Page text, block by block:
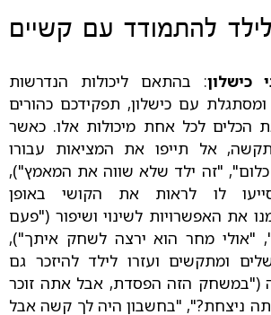
לילד להתמודד עם קשיים
כישלון: בהתאם ליכולות הנדרשות
עם כישלון, תפקידכם כהורים
הכלים לכל אחת מיכולות אלו. כאשר
אל תייפו את המציאות עבורו
"זה ילד שלא שווה את המאמץ"),
לו לראות את הקושי באופן
את האפשרויות לשינוי ושיפור ("פעם
"אולי מחר הוא ירצה לשחק איתך"),
ומתקשים ועזרו לילד להיזכר גם
("במשחק הזה הפסדת, אבל אתה זוכר
ניצחת?", "בחשבון היה לך קשה אבל